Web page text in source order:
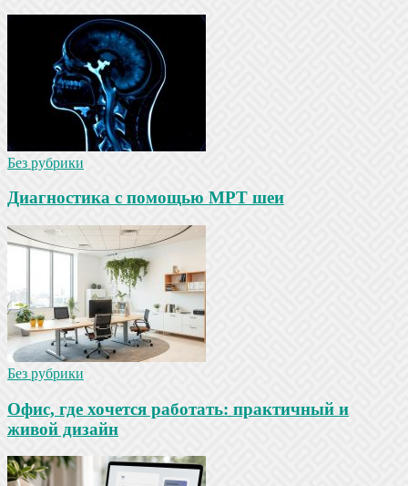
Без рубрики
Диагностика с помощью МРТ шеи
Без рубрики
Офис, где хочется работать: практичный и
живой дизайн